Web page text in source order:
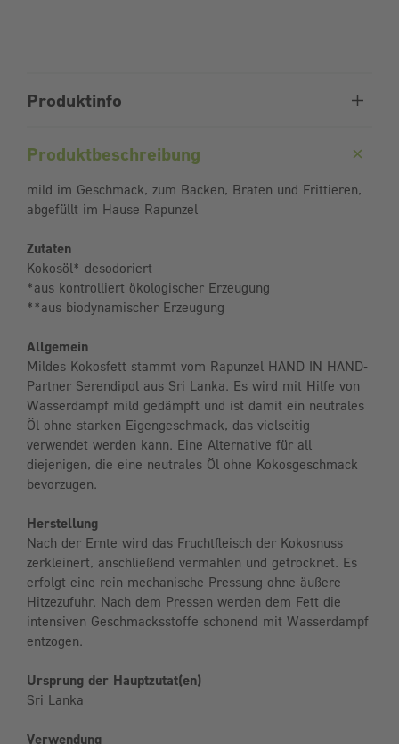
Produktinfo
Produktbeschreibung
mild im Geschmack, zum Backen, Braten und Frittieren,
abgefüllt im Hause Rapunzel
Zutaten
Kokosöl* desodoriert
*aus kontrolliert ökologischer Erzeugung
**aus biodynamischer Erzeugung
Allgemein
Mildes Kokosfett stammt vom Rapunzel HAND IN HAND-
Partner Serendipol aus Sri Lanka. Es wird mit Hilfe von
Wasserdampf mild gedämpft und ist damit ein neutrales
Öl ohne starken Eigengeschmack, das vielseitig
verwendet werden kann. Eine Alternative für all
diejenigen, die eine neutrales Öl ohne Kokosgeschmack
bevorzugen.
Herstellung
Nach der Ernte wird das Fruchtfleisch der Kokosnuss
zerkleinert, anschließend vermahlen und getrocknet. Es
erfolgt eine rein mechanische Pressung ohne äußere
Hitzezufuhr. Nach dem Pressen werden dem Fett die
intensiven Geschmacksstoffe schonend mit Wasserdampf
entzogen.
Ursprung der Hauptzutat(en)
Sri Lanka
Verwendung